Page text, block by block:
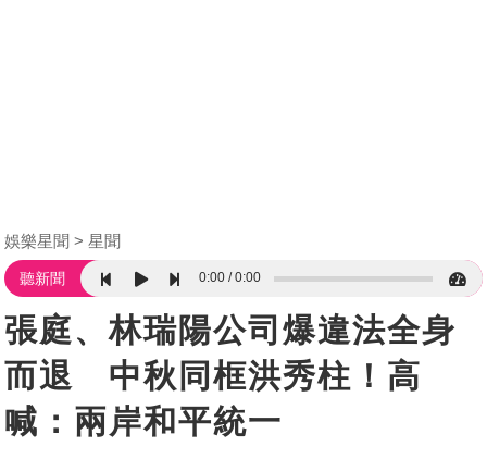
娛樂星聞 星聞
聽新聞 0:00 0:00
張庭、林瑞陽公司爆違法全身
而退 中秋同框洪秀柱！高
喊：兩岸和平統一